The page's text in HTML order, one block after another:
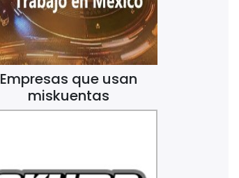
Empresas que usan
miskuentas